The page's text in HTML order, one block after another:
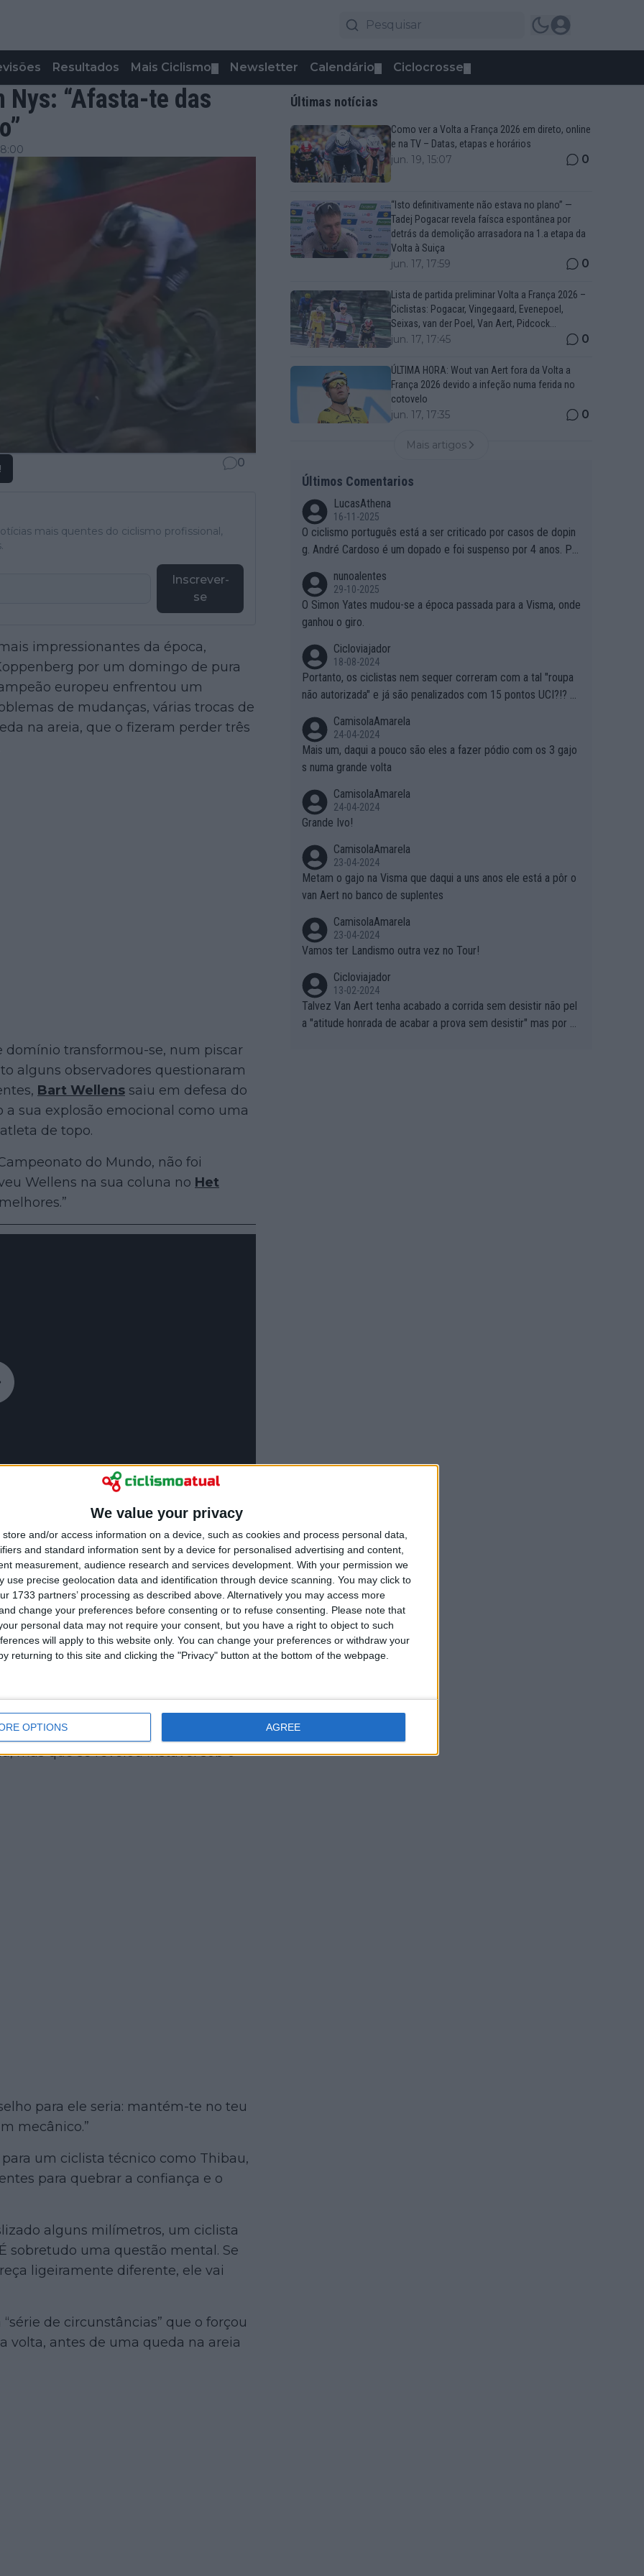
We value your privacy
store and/or access information on a device, such as cookies and process personal data,
and standard information sent by a device for personalised advertising and content,
measurement, audience research and services development. With your permission we
use precise geolocation data and identification through device scanning. You may click to
1733 partners’ processing as described above. Alternatively you may access more
change your preferences before consenting or to refuse consenting.
Please note that
personal data may not require your consent, but you have a right to object to such
will apply to this website only. You can change your preferences or withdraw your
returning to this site and clicking the "Privacy" button at the bottom of the webpage.
OPTIONS AGREE
Resultados Mais Ciclismo Newsletter Calendário Ciclocrosse
Nys: “Afasta-te das
0
mais quentes do ciclismo profissional,
Inscrever-
se
impressionantes da época,
por um domingo de pura
europeu enfrentou um
de mudanças, várias trocas de
na areia, que o fizeram perder três
transformou-se, num piscar
alguns observadores questionaram
Bart Wellens saiu em defesa do
sua explosão emocional como uma
de topo.
do Mundo, não foi
Wellens na sua coluna no Het
não és mecânico”
pelos problemas mecânicos. As
experimental das mudanças de
mas que se revelou instável sob o
para ele seria: mantém-te no teu
mecânico.”
um ciclista técnico como Thibau,
para quebrar a confiança e o
alguns milímetros, um ciclista
sobretudo uma questão mental. Se
ligeiramente diferente, ele vai
de circunstâncias” que o forçou
volta, antes de uma queda na areia
Últimas notícias
Como ver a Volta a França 2026 em direto, online
e na TV – Datas, etapas e horários
jun. 19, 15:07 0
“Isto definitivamente não estava no plano” —
Tadej Pogacar revela faísca espontânea por
detrás da demolição arrasadora na 1.a etapa da
Volta à Suiça
jun. 17, 17:59 0
Lista de partida preliminar Volta a França 2026 –
Ciclistas: Pogacar, Vingegaard, Evenepoel,
Seixas, van der Poel, Van Aert, Pidcock...
jun. 17, 17:45 0
ÚLTIMA HORA: Wout van Aert fora da Volta a
França 2026 devido a infeção numa ferida no
cotovelo
jun. 17, 17:35 0
Mais artigos
Últimos Comentarios
LucasAthena
16-11-2025
O ciclismo português está a ser criticado por casos de dopin
g. André Cardoso é um dopado e foi suspenso por 4 anos. Po
pado?
nunoalentes
29-10-2025
O Simon Yates mudou-se a época passada para a Visma, onde
ganhou o giro.
Cicloviajador
18-08-2024
Portanto, os ciclistas nem sequer correram com a tal "roupa
não autorizada" e já são penalizados com 15 pontos UCI?!? S
entende... Mas penalizar os atletas retirando-lhes pontos??? Is
to é roubar na secretaria o que os atletas conquistam na estra
da!
CamisolaAmarela
24-04-2024
Mais um, daqui a pouco são eles a fazer pódio com os 3 gajo
s numa grande volta
CamisolaAmarela
24-04-2024
Grande Ivo!
CamisolaAmarela
23-04-2024
Metam o gajo na Visma que daqui a uns anos ele está a pôr o
van Aert no banco de suplentes
CamisolaAmarela
23-04-2024
Vamos ter Landismo outra vez no Tour!
Cicloviajador
13-02-2024
Talvez Van Aert tenha acabado a corrida sem desistir não pel
a "atitude honrada de acabar a prova sem desistir" mas por ou